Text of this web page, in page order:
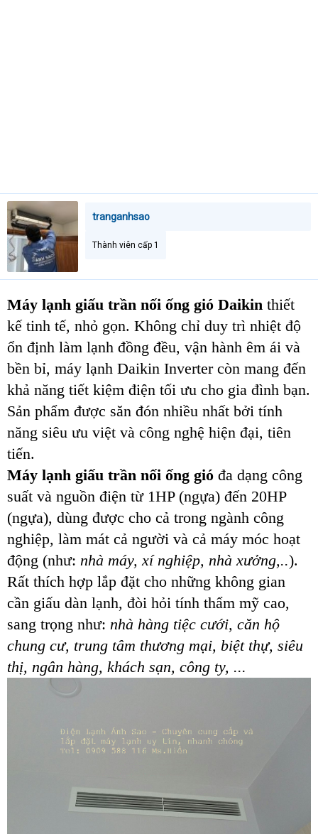
tranganhsao
Thành viên cấp 1
Máy lạnh giấu trần nối ống gió Daikin thiết
kế tinh tế, nhỏ gọn. Không chỉ duy trì nhiệt độ
ổn định làm lạnh đồng đều, vận hành êm ái và
bền bỉ, máy lạnh Daikin Inverter còn mang đến
khả năng tiết kiệm điện tối ưu cho gia đình bạn.
Sản phẩm được săn đón nhiều nhất bởi tính
năng siêu ưu việt và công nghệ hiện đại, tiên
tiến.
Máy lạnh giấu trần nối ống gió đa dạng công
suất và nguồn điện từ 1HP (ngựa) đến 20HP
(ngựa), dùng được cho cả trong ngành công
nghiệp, làm mát cả người và cả máy móc hoạt
động (như: nhà máy, xí nghiệp, nhà xưởng,..).
Rất thích hợp lắp đặt cho những không gian
cần giấu dàn lạnh, đòi hỏi tính thẩm mỹ cao,
sang trọng như: nhà hàng tiệc cưới, căn hộ
chung cư, trung tâm thương mại, biệt thự, siêu
thị, ngân hàng, khách sạn, công ty, ...